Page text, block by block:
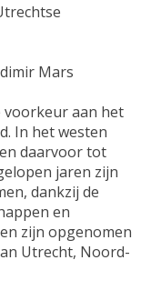
Mars
voorkeur aan het
In het westen
daarvoor tot
jaren zijn
dankzij de
en
zijn opgenomen
Utrecht, Noord-